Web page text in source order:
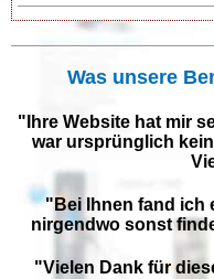
Was unsere
"Ihre Website hat mir
war ursprünglich
"Bei Ihnen fand ich
nirgendwo sonst
"Vielen Dank für